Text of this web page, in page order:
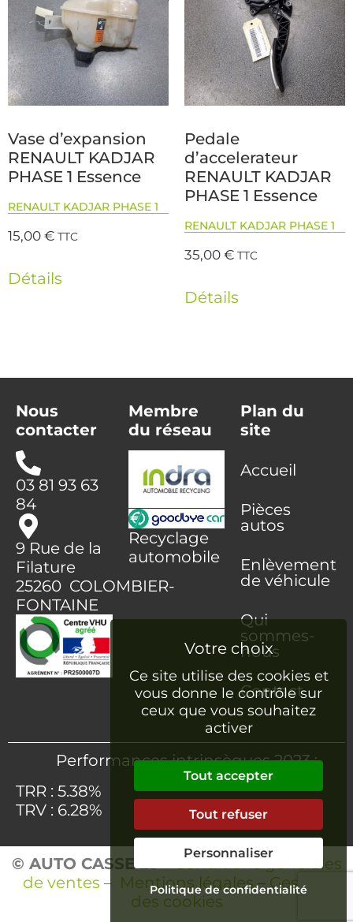
Vase d’expansion
RENAULT KADJAR
PHASE 1 Essence
RENAULT KADJAR PHASE 1
15,00€ TTC
Détails
Pedale
d’accelerateur
RENAULT KADJAR
PHASE 1 Essence
RENAULT KADJAR PHASE 1
35,00€ TTC
Détails
Nous
contacter
03 81 93 63
84
9 Rue de la
Filature
25260 COLOMBIER-
FONTAINE
Membre
du réseau
Recyclage
automobile
Plan du
site
Accueil
Pièces
autos
Enlèvement
de véhicule
Qui
sommes-
nous
Contact
Performances intrinsèques 2023 :
TRR : 5.38%
TRV : 6.28%
© AUTO CASSE 25–Conditions générales
de ventes – Mentions légales–Gestion
des cookies
Ce site utilise des cookies et
vous donne le contrôle sur
ceux que vous souhaitez
activer
Tout accepter
Tout refuser
Personnaliser
Politique de confidentialité